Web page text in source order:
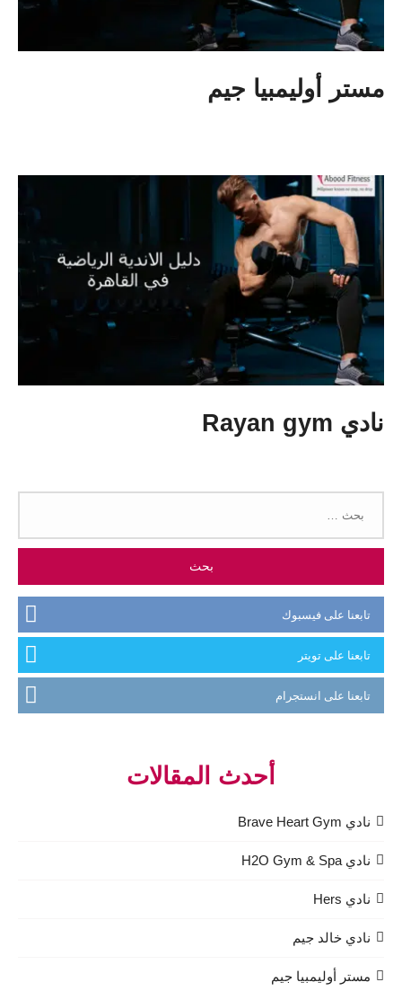
مستر أوليمبيا جيم
نادي Rayan gym
تابعنا على فيسبوك
تابعنا على تويتر
تابعنا على انستجرام
أحدث المقالات
نادي Brave Heart Gym
نادي H2O Gym & Spa
نادي Hers
نادي خالد جيم
مستر أوليمبيا جيم